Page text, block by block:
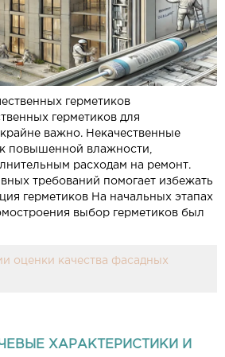
герметиков
герметиков для
важно. Некачественные
повышенной влажности,
расходам на ремонт.
требований помогает избежать
герметиков На начальных этапах
выбор герметиков был
оценки качества фасадных
ХАРАКТЕРИСТИКИ И